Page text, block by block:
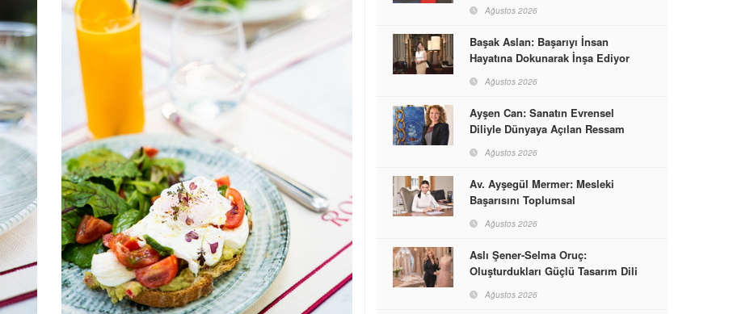
Ağustos 2026
Başak Aslan: Başarıyı İnsan
Hayatına Dokunarak İnşa Ediyor
Ağustos 2026
Ayşen Can: Sanatın Evrensel
Diliyle Dünyaya Açılan Ressam
Ağustos 2026
Av. Ayşegül Mermer: Mesleki
Başarısını Toplumsal
Ağustos 2026
Aslı Şener-Selma Oruç:
Oluşturdukları Güçlü Tasarım Dili
Dünyasına İmzalarını Attılar
Ağustos 2026